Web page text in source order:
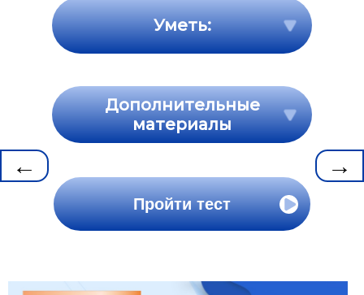
← →
Уметь:
Дополнительные
материалы
Пройти тест